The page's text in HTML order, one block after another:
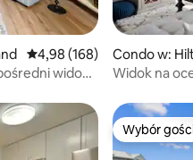
221
Średnia ocena: 4,98 na 5,
4,98 (168)
widok
Condo w:
Widok na
Wybór
Wybór